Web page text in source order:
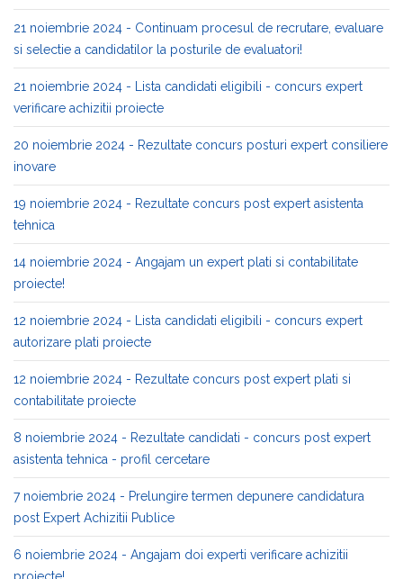
21 noiembrie 2024 - Continuam procesul de recrutare, evaluare
si selectie a candidatilor la posturile de evaluatori!
21 noiembrie 2024 - Lista candidati eligibili - concurs expert
verificare achizitii proiecte
20 noiembrie 2024 - Rezultate concurs posturi expert consiliere
inovare
19 noiembrie 2024 - Rezultate concurs post expert asistenta
tehnica
14 noiembrie 2024 - Angajam un expert plati si contabilitate
proiecte!
12 noiembrie 2024 - Lista candidati eligibili - concurs expert
autorizare plati proiecte
12 noiembrie 2024 - Rezultate concurs post expert plati si
contabilitate proiecte
8 noiembrie 2024 - Rezultate candidati - concurs post expert
asistenta tehnica - profil cercetare
7 noiembrie 2024 - Prelungire termen depunere candidatura
post Expert Achizitii Publice
6 noiembrie 2024 - Angajam doi experti verificare achizitii
proiecte!